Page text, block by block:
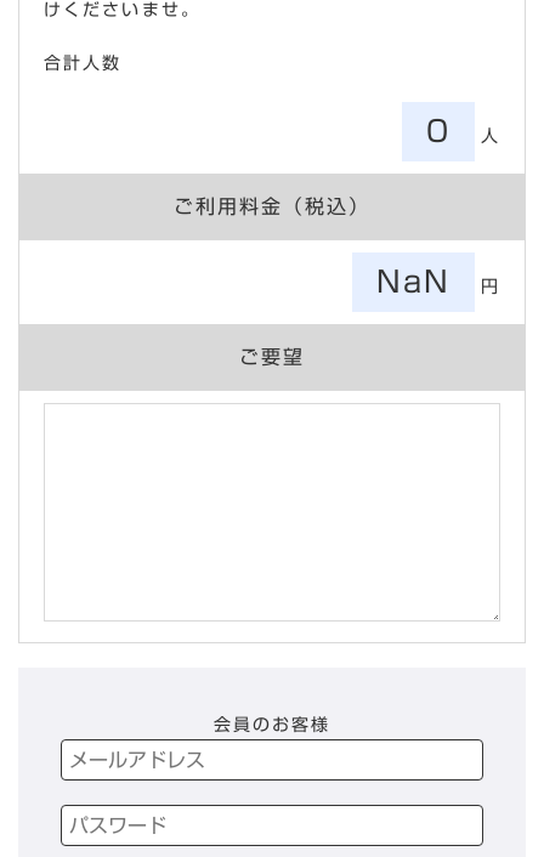
けくださいませ。
合計人数
0 人
ご利用料金（税込）
NaN 円
ご要望
会員のお客様